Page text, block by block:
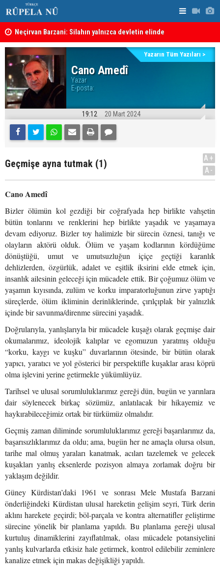
Neçirvan Barzani: Silahın yalnızca devletin elinde
toplanması kararı uygulanmalı
Kürdistan Hükümeti'nden Kor Mor gazı tepkisi
Cano Amedî
Yazar
E-posta:
Yazarın Tüm Yazıları >
19:12 20 Mart 2024
Geçmişe ayna tutmak (1)
A+
A-
Cano Amedî
Bizler ölümün kol gezdiği bir coğrafyada hep birlikte vahşetin
bütün tonlarını ve renklerini hep birlikte yaşadık ve yaşamaya
devam ediyoruz. Bizler toy halimizle bir sürecin öznesi, tanığı ve
olayların aktörü olduk. Ölüm ve yaşam kodlarının kördüğüme
dönüştüğü, umut ve umutsuzluğun içiçe geçtiği karanlık
dehlizlerden, özgürlük, adalet ve eşitlik iksirini elde etmek için,
insanlık ailesinin geleceği için mücadele ettik. Bir çoğumuz ölüm ve
yaşamın kıyısında, zulüm ve korku imparatorluğunun zirve yaptığı
süreçlerde, ölüm ikliminin derinliklerinde, çırılçıplak bir yalnızlık
içinde bir savunma/direnme sürecini yaşadık.
Doğrularıyla, yanlışlarıyla bir mücadele kuşağı olarak geçmişe dair
okumalarımız, ideolojik kalıplar ve egomuzun yaratmış olduğu
“korku, kaygı ve kuşku” duvarlarının ötesinde, bir bütün olarak
yapıcı, yaratıcı ve yol gösterici bir perspektifle kuşaklar arası köprü
olma işlevini yerine getirmekle yükümlüyüz.
Tarihsel ve ulusal sorumluluklarımız gereği dün, bugün ve yarınlara
dair söylenecek birkaç sözümüz, anlatılacak bir hikayemiz ve
haykırabileceğimiz ortak bir türkümüz olmalıdır.
Geçmiş zaman diliminde sorumluluklarımız gereği başarılarımız da,
başarısızlıklarımız da oldu; ama, bugün her ne amaçla olursa olsun,
tarihe mal olmuş yaraları kanatmak, acıları tazelemek ve gelecek
kuşakları yanlış eksenlerde pozisyon almaya zorlamak doğru bir
yaklaşım değildir.
Güney Kürdistan’daki 1961 ve sonrası Mele Mustafa Barzani
önderliğindeki Kürdistan ulusal hareketin gelişim seyri, Türk derin
aklını harekete geçirdi; böl-parçala ve kontra alternatifler geliştirme
sürecine yönelik bir planlama yapıldı. Bu planlama gereği ulusal
kurtuluş dinamiklerini zayıflatılmak, olası mücadele potansiyelini
yanlış kulvarlarda etkisiz hale getirmek, kontrol edilebilir zeminlere
kanalize etmek için makas değişikliği yapıldı.